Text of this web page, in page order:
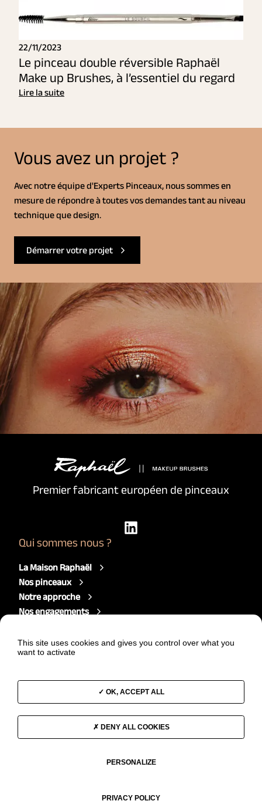
22/11/2023
Le pinceau double réversible Raphaël
Make up Brushes, à l’essentiel du regard
Lire la suite
Vous avez un projet ?
Avec notre équipe d'Experts Pinceaux, nous sommes en
mesure de répondre à toutes vos demandes tant au niveau
technique que design.
Démarrer votre projet
Premier fabricant européen de pinceaux
Qui sommes nous ?
La Maison Raphaël
Nos pinceaux
Notre approche
Nos engagements
Actualités
Un projet ?
Démarrer votre projet
Nous contacter
© Raphaël makeup brushesMentions légales
This site uses cookies and gives you control over what you
want to activate
OK, ACCEPT ALL
DENY ALL COOKIES
PERSONALIZE
PRIVACY POLICY